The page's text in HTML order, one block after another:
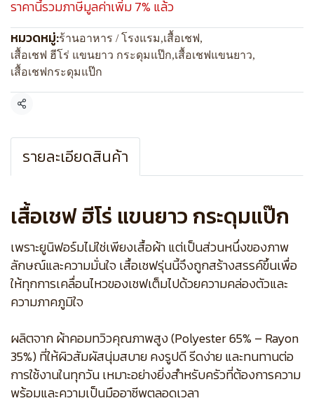
ราคานี้รวมภาษีมูลค่าเพิ่ม 7% แล้ว
หมวดหมู่:ร้านอาหาร / โรงแรม,เสื้อเชฟ,
เสื้อเชฟ ฮีโร่ แขนยาว กระดุมแป๊ก,เสื้อเชฟแขนยาว,
เสื้อเชฟกระดุมแป๊ก
แชร์
รายละเอียดสินค้า
เสื้อเชฟ ฮีโร่ แขนยาว กระดุมแป๊ก
เพราะยูนิฟอร์มไม่ใช่เพียงเสื้อผ้า แต่เป็นส่วนหนึ่งของภาพ
ลักษณ์และความมั่นใจ เสื้อเชฟรุ่นนี้จึงถูกสร้างสรรค์ขึ้นเพื่อ
ให้ทุกการเคลื่อนไหวของเชฟเต็มไปด้วยความคล่องตัวและ
ความภาคภูมิใจ
ผลิตจาก ผ้าคอมทวิวคุณภาพสูง (Polyester 65% – Rayon
35%) ที่ให้ผิวสัมผัสนุ่มสบาย คงรูปดี รีดง่าย และทนทานต่อ
การใช้งานในทุกวัน เหมาะอย่างยิ่งสำหรับครัวที่ต้องการความ
พร้อมและความเป็นมืออาชีพตลอดเวลา